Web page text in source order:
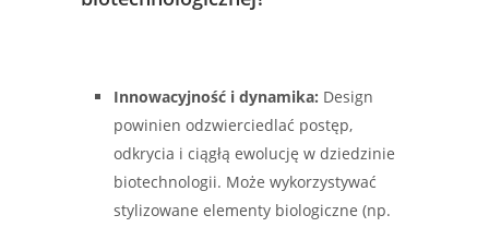
Innowacyjność i dynamika: Design
powinien odzwierciedlać postęp,
odkrycia i ciągłą ewolucję w dziedzinie
biotechnologii. Może wykorzystywać
stylizowane elementy biologiczne (np.